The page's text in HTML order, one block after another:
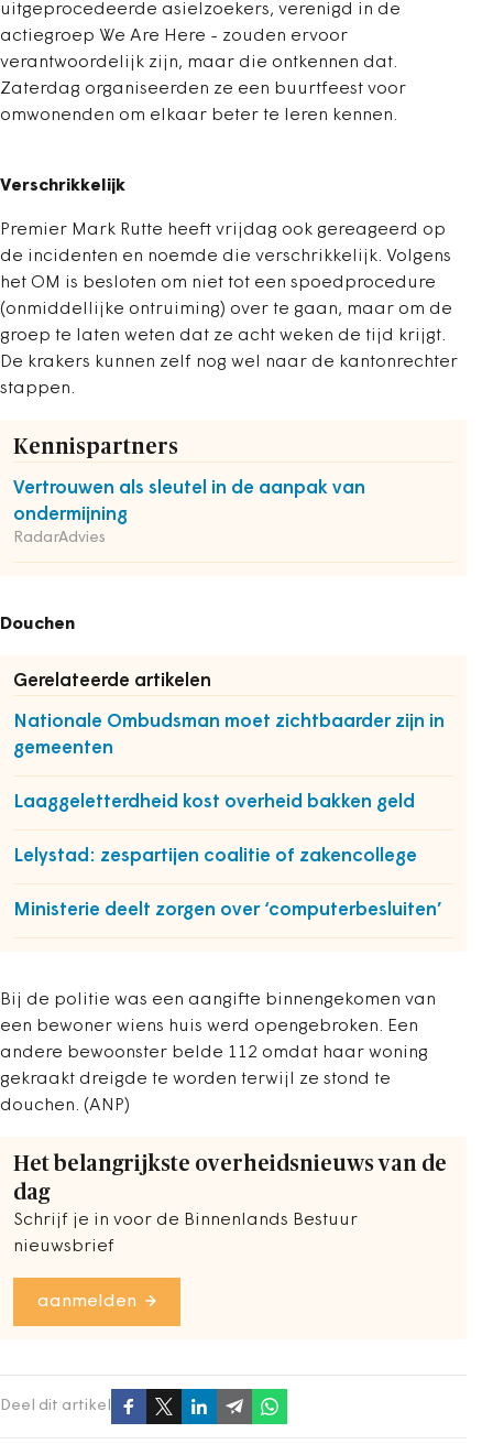
uitgeprocedeerde asielzoekers, verenigd in de
actiegroep We Are Here - zouden ervoor
verantwoordelijk zijn, maar die ontkennen dat.
Zaterdag organiseerden ze een buurtfeest voor
omwonenden om elkaar beter te leren kennen.
Verschrikkelijk
Premier Mark Rutte heeft vrijdag ook gereageerd op
de incidenten en noemde die verschrikkelijk. Volgens
het OM is besloten om niet tot een spoedprocedure
(onmiddellijke ontruiming) over te gaan, maar om de
groep te laten weten dat ze acht weken de tijd krijgt.
De krakers kunnen zelf nog wel naar de kantonrechter
stappen.
Kennispartners
Vertrouwen als sleutel in de aanpak van
ondermijning
RadarAdvies
Douchen
Gerelateerde artikelen
Nationale Ombudsman moet zichtbaarder zijn in
gemeenten
Laaggeletterdheid kost overheid bakken geld
Lelystad: zespartijen coalitie of zakencollege
Ministerie deelt zorgen over ‘computerbesluiten’
Bij de politie was een aangifte binnengekomen van
een bewoner wiens huis werd opengebroken. Een
andere bewoonster belde 112 omdat haar woning
gekraakt dreigde te worden terwijl ze stond te
douchen. (ANP)
Het belangrijkste overheidsnieuws van de
dag
Schrijf je in voor de Binnenlands Bestuur
nieuwsbrief
aanmelden
Deel dit artikel